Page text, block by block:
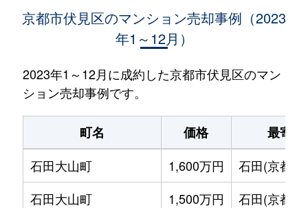
京都市伏見区のマンション売却事例（2023
年1～12月）
2023年1～12月に成約した京都市伏見区のマン
ション売却事例です。
町名 価格
最寄駅
石田大山町
1,600万円
石田(京都市
石田大山町
1,500万円
石田(京都市